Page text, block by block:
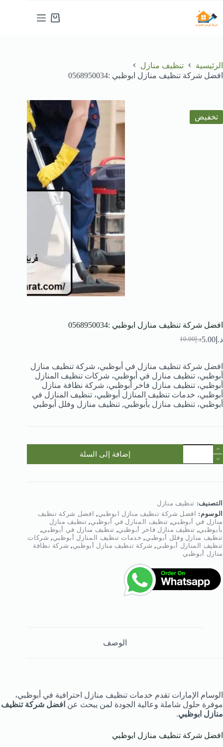
إلى
المحتوى
عربة
الرئيسية
تنظيف منازل
افضل شركة تنظيف منازل ابوظبي :0568950034
تخفيض
افضل شركة تنظيف منازل ابوظبي :0568950034
د.إ10.00
السعر
د.إ10.00.
د.إ 5.00السعر
د.إ5.00.
افضل شركة تنظيف منازل في أبوظبي، شركة تنظيف منازل
أبوظبي، تنظيف منازل في أبوظبي، شركات تنظيف المنازل
أبوظبي، تنظيف منازل فاخر أبوظبي، شركة نظافة منازل
أبوظبي، خدمات تنظيف المنازل أبوظبي، تنظيف المنازل في
أبوظبي، تنظيف منازل بأبوظبي, تنظيف منازل وفلل أبوظبي
كمية
افضل
شركة
:0568950034
إضافة إلى السلة
التصنيف: تنظيف منازل
الوسوم:
افضل شركة تنظيف منازل ابوظبي, افضل شركة تنظيف
منازل في أبوظبي, تنظيف المنازل في أبوظبي, تنظيف منازل
بأبوظبي, تنظيف منازل فاخر أبوظبي, تنظيف منازل في أبوظبي,
تنظيف منازل وفلل أبوظبي, خدمات تنظيف المنازل أبوظبي, شركات
تنظيف المنازل أبوظبي, شركة تنظيف منازل أبوظبي, شركة نظافة
منازل أبوظبي
الوصف
الوسام الإمارات تقدم خدمات تنظيف منازل احترافية في أبوظبي،
موفرة حلول شاملة وعالية الجودة لمن يبحث عن افضل شركة تنظيف
منازل ابوظبي.
افضل شركة تنظيف منازل ابوظبي